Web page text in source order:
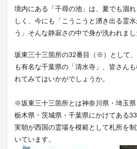
境内にある「千尋の池」は、夏でも涸
しく、今にも「こうこうと湧き出る霊
う」そんな静寂さの中で身が洗われまし
坂東三十三箇所の32番目（※）として
も有名な千葉県の「清水寺」、皆さん
れてみてはいかがでしょうか。
※坂東三十三箇所とは神奈川県・埼玉県
栃木県・茨城県・千葉県にかけてある
実朝が西国の霊場を模範として札所を
いています。